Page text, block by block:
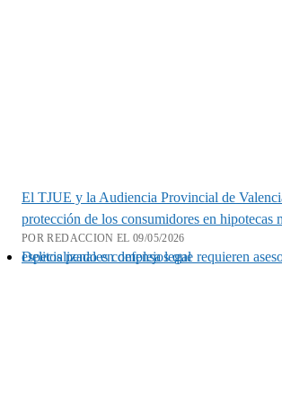
El TJUE y la Audiencia Provincial de
protección de los consumidores en hipotecas
POR REDACCION EL 09/05/2026
Delitos penales complejos que requieren asesoramiento especializado en defensa legal